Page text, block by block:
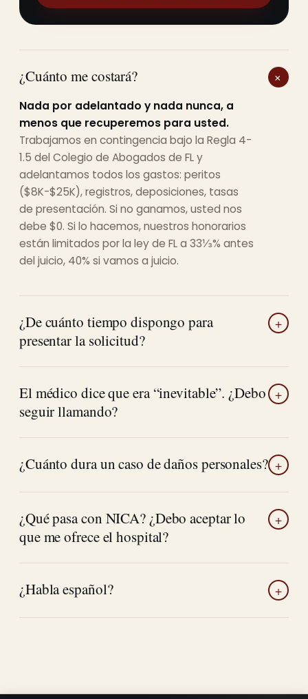
¿Cuánto me costará?
Nada por adelantado y nada nunca, a
menos que recuperemos para usted.
Trabajamos en contingencia bajo la Regla 4-
1.5 del Colegio de Abogados de FL y
adelantamos todos los gastos: peritos
($8K-$25K), registros, deposiciones, tasas
de presentación. Si no ganamos, usted nos
debe $0. Si lo hacemos, nuestros honorarios
están limitados por la ley de FL a 33⅓% antes
del juicio, 40% si vamos a juicio.
¿De cuánto tiempo dispongo para
presentar la solicitud?
El médico dice que era “inevitable”. ¿Debo
seguir llamando?
¿Cuánto dura un caso de daños personales?
¿Qué pasa con NICA? ¿Debo aceptar lo
que me ofrece el hospital?
¿Habla español?